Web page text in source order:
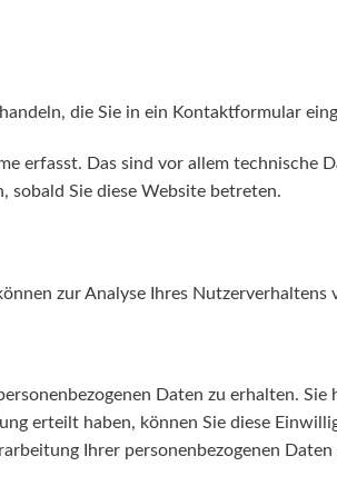
die Sie in ein Kontaktformular
erfasst. Das sind vor allem technische
sobald Sie diese Website betreten.
zur Analyse Ihres Nutzerverhaltens
Daten zu erhalten. Sie
erteilt haben, können Sie diese
Ihrer personenbezogenen Daten